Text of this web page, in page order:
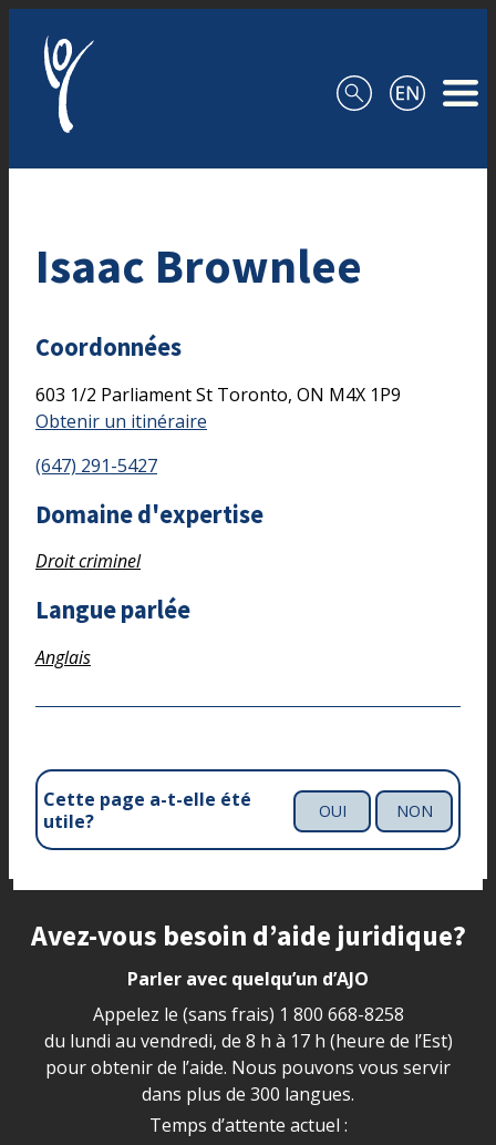
Isaac Brownlee
Coordonnées
603 1/2 Parliament St Toronto, ON M4X 1P9
Obtenir un itinéraire
(647) 291-5427
Domaine d'expertise
Droit criminel
Langue parlée
Anglais
Cette page a-t-elle été
utile?
OUI NON
Site footer
Avez-vous besoin d’aide juridique?
Parler avec quelqu’un d’AJO
Appelez le (sans frais) 1 800 668-8258
du lundi au vendredi, de 8 h à 17 h (heure de l’Est)
pour obtenir de l’aide. Nous pouvons vous servir
dans plus de 300 langues.
Temps d’attente actuel :